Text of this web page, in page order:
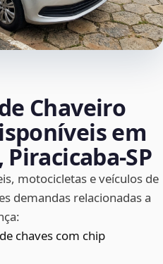
Chaveiro
em
motocicletas e veículos de
demandas relacionadas a
chaves com chip